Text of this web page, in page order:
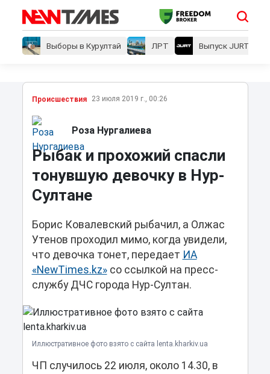
Выборы в Курултай ЛРТ Выпуск JURT
Проиcшествия 23 июля 2019 г., 00:26
Роза Нургалиева
Рыбак и прохожий спасли
тонувшую девочку в Нур-
Султане
Борис Ковалевский рыбачил, а Олжас
Утенов проходил мимо, когда увидели,
что девочка тонет, передает ИА
«NewTimes.kz»со ссылкой на пресс-
службу ДЧС города Нур-Султан.
Иллюстративное фото взято с сайта lenta.kharkiv.ua
ЧП случилось 22 июля, около 14.30, в